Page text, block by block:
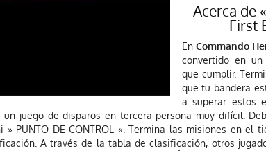
Acerca de
First
En Commando
convertido en
que cumplir.
que tu bandera
a superar estos
un juego de disparos en tercera persona muy difícil.
» PUNTO DE CONTROL «. Termina las misiones en el
A través de la tabla de clasificación, otros